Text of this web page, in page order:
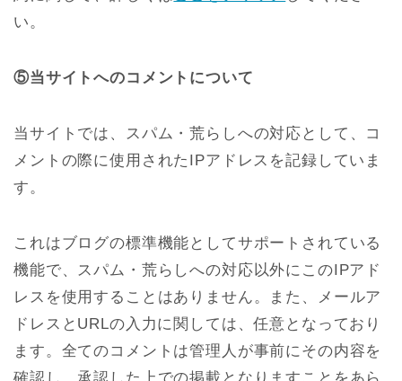
い。
⑤当サイトへのコメントについて
当サイトでは、スパム・荒らしへの対応として、コ
メントの際に使用されたIPアドレスを記録していま
す。
これはブログの標準機能としてサポートされている
機能で、スパム・荒らしへの対応以外にこのIPアド
レスを使用することはありません。また、メールア
ドレスとURLの入力に関しては、任意となっており
ます。全てのコメントは管理人が事前にその内容を